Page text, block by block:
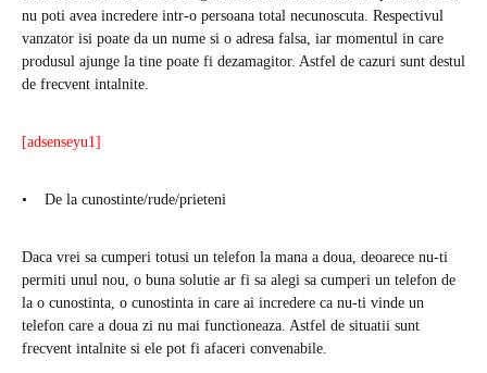
nu poti avea incredere intr-o persoana total necunoscuta. Respectivul
vanzator isi poate da un nume si o adresa falsa, iar momentul in care
produsul ajunge la tine poate fi dezamagitor. Astfel de cazuri sunt destul
de frecvent intalnite.
[adsenseyu1]
• De la cunostinte/rude/prieteni
Daca vrei sa cumperi totusi un telefon la mana a doua, deoarece nu-ti
permiti unul nou, o buna solutie ar fi sa alegi sa cumperi un telefon de
la o cunostinta, o cunostinta in care ai incredere ca nu-ti vinde un
telefon care a doua zi nu mai functioneaza. Astfel de situatii sunt
frecvent intalnite si ele pot fi afaceri convenabile.